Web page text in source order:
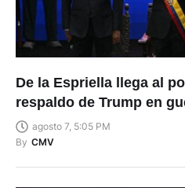
respaldo de Trump en
agosto 7, 5:05 PM
By CMV